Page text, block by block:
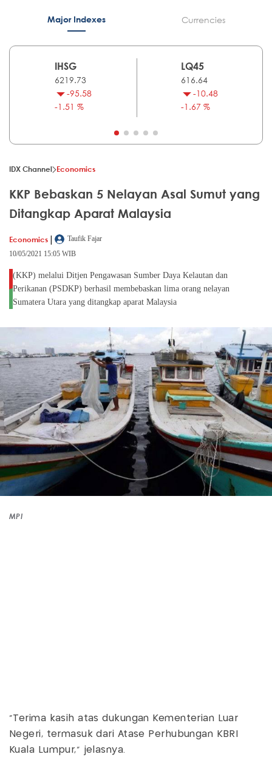
Major Indexes Currencies
IHSG
6219.73
-95.58
-1.51 %
LQ45
616.64
-10.48
-1.67 %
IDX Channel Economics
KKP Bebaskan 5 Nelayan Asal Sumut yang
Ditangkap Aparat Malaysia
Economics |
Taufik Fajar
10/05/2021 15:05 WIB
(KKP) melalui Ditjen Pengawasan Sumber Daya Kelautan dan
Perikanan (PSDKP) berhasil membebaskan lima orang nelayan
Sumatera Utara yang ditangkap aparat Malaysia
MPI
"Terima kasih atas dukungan Kementerian Luar
Negeri, termasuk dari Atase Perhubungan KBRI
Kuala Lumpur,” jelasnya.